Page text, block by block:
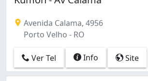
Avenida Calama, 4956
Porto Velho - RO
Ver Tel Info Site